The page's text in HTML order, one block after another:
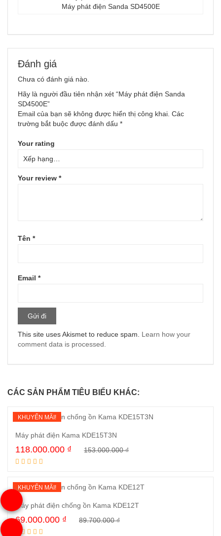
Máy phát điện Sanda SD4500E
Đánh giá
Chưa có đánh giá nào.
Hãy là người đầu tiên nhận xét “Máy phát điện Sanda
SD4500E”
Email của bạn sẽ không được hiển thị công khai. Các
trường bắt buộc được đánh dấu *
Your rating
Your review *
Tên *
Email *
This site uses Akismet to reduce spam. Learn how your
comment data is processed.
CÁC SẢN PHẨM TIÊU BIỂU KHÁC:
KHUYẾN MÃI!
Máy phát điện Kama KDE15T3N
153.000.000₫
118.000.000 ₫
KHUYẾN MÃI!
Máy phát điện chống ồn Kama KDE12T
89.700.000₫
69.000.000 ₫